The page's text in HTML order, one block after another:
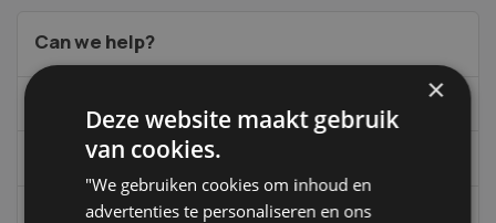
Can we help?
info@autoklusser.nl
×
Deze website maakt gebruik
van cookies.
"We gebruiken cookies om inhoud en
advertenties te personaliseren en ons